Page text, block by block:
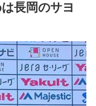
長岡のサヨ